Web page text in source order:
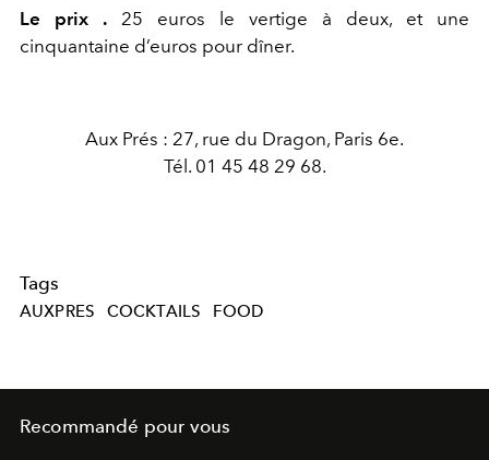
Le prix . 25 euros le vertige à deux, et une
cinquantaine d’euros pour dîner.
Aux Prés : 27, rue du Dragon, Paris 6e.
Tél. 01 45 48 29 68.
Tags
AUXPRES COCKTAILS FOOD
Recommandé pour vous